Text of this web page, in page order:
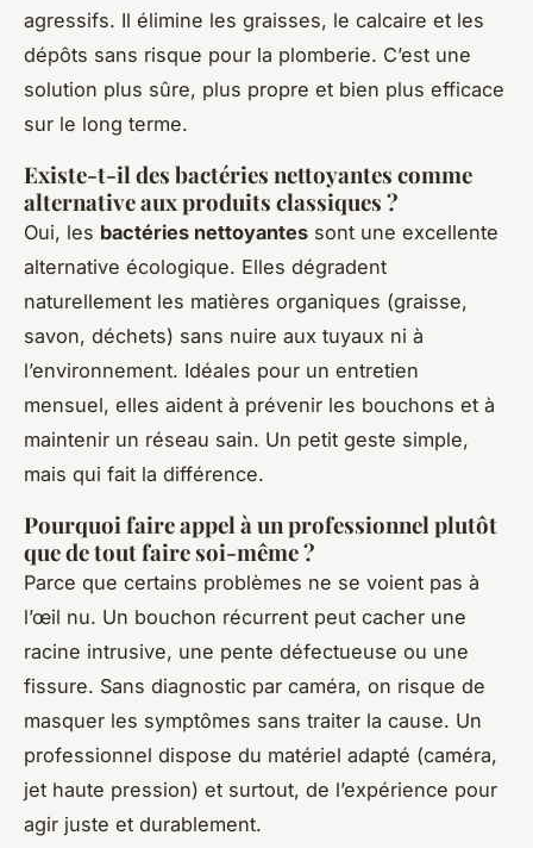
agressifs. Il élimine les graisses, le calcaire et les
dépôts sans risque pour la plomberie. C’est une
solution plus sûre, plus propre et bien plus efficace
sur le long terme.
Existe-t-il des bactéries nettoyantes comme
alternative aux produits classiques ?
Oui, les bactéries nettoyantes sont une excellente
alternative écologique. Elles dégradent
naturellement les matières organiques (graisse,
savon, déchets) sans nuire aux tuyaux ni à
l’environnement. Idéales pour un entretien
mensuel, elles aident à prévenir les bouchons et à
maintenir un réseau sain. Un petit geste simple,
mais qui fait la différence.
Pourquoi faire appel à un professionnel plutôt
que de tout faire soi-même ?
Parce que certains problèmes ne se voient pas à
l’œil nu. Un bouchon récurrent peut cacher une
racine intrusive, une pente défectueuse ou une
fissure. Sans diagnostic par caméra, on risque de
masquer les symptômes sans traiter la cause. Un
professionnel dispose du matériel adapté (caméra,
jet haute pression) et surtout, de l’expérience pour
agir juste et durablement.